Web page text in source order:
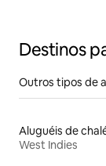
Destinos
Outros tipos de
Aluguéis de
West Indies